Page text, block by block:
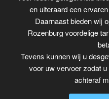
en uiteraard een
Daarnaast bieden wij
Rozenburg voordelige
Tevens kunnen wij u
voor uw vervoer zodat
achteraf